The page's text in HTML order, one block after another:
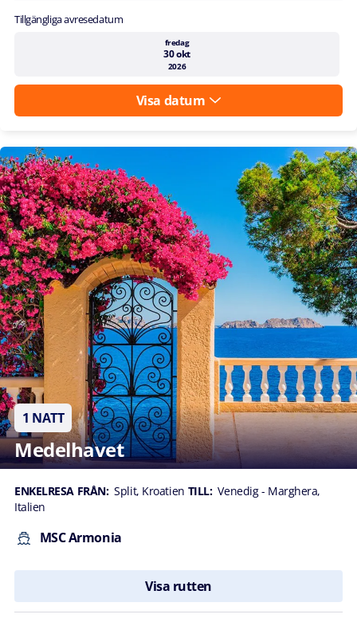
Tillgängliga avresedatum
fredag
30 okt
2026
Visa datum
1 NATT
Medelhavet
ENKELRESA FRÅN: Split, Kroatien TILL: Venedig - Marghera,
Italien
MSC Armonia
Visa rutten